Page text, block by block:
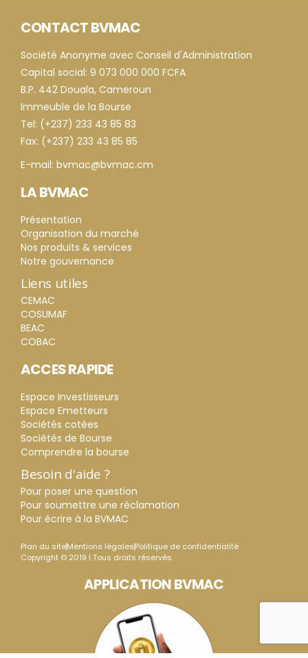
CONTACT BVMAC
Société Anonyme avec Conseil d'Administration
Capital social: 9 073 000 000 FCFA
B.P. 442 Douala, Cameroun
Immeuble de la Bourse
Tel: (+237) 233 43 85 83
Fax: (+237) 233 43 85 85
E-mail: bvmac@bvmac.cm
LA BVMAC
Présentation
Organisation du marché
Nos produits & services
Notre gouvernance
Liens utiles
CEMAC
COSUMAF
BEAC
COBAC
ACCES RAPIDE
Espace Investisseurs
Espace Emetteurs
Sociétés cotées
Sociétés de Bourse
Comprendre la bourse
Besoin d'aide ?
Pour poser une question
Pour soumettre une réclamation
Pour écrire à la BVMAC
Plan du siteMentions légalesPolitique de confidentialité
Copyright © 2019 | Tous droits réservés.
APPLICATION BVMAC